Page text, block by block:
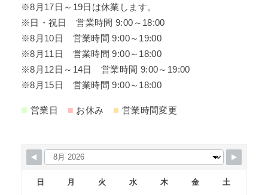
※8月17日～19日は休業します。
※日・祝日 営業時間 9:00～18:00
※8月10日 営業時間 9:00～19:00
※8月11日 営業時間 9:00～18:00
※8月12日～14日 営業時間 9:00～19:00
※8月15日 営業時間 9:00～18:00
■ 営業日 ■ お休み ■ 営業時間変更
日 月 火 水 木 金 土